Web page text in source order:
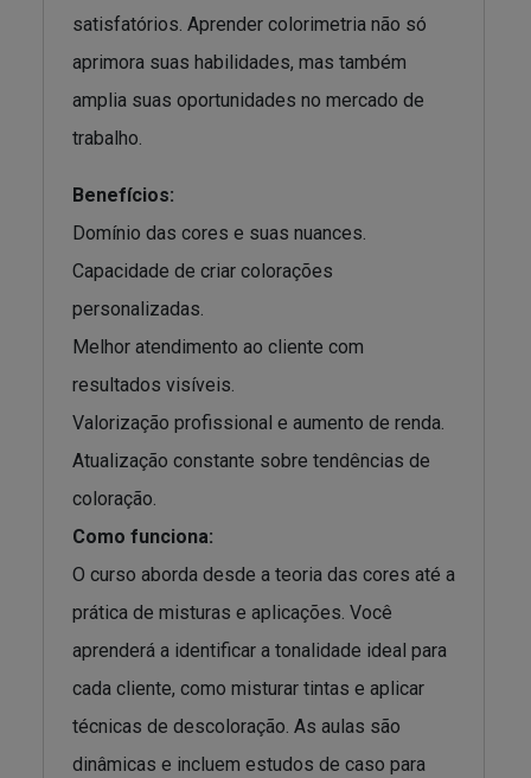
satisfatórios. Aprender colorimetria não só
aprimora suas habilidades, mas também
amplia suas oportunidades no mercado de
trabalho.
Benefícios:
Domínio das cores e suas nuances.
Capacidade de criar colorações
personalizadas.
Melhor atendimento ao cliente com
resultados visíveis.
Valorização profissional e aumento de renda.
Atualização constante sobre tendências de
coloração.
Como funciona:
O curso aborda desde a teoria das cores até a
prática de misturas e aplicações. Você
aprenderá a identificar a tonalidade ideal para
cada cliente, como misturar tintas e aplicar
técnicas de descoloração. As aulas são
dinâmicas e incluem estudos de caso para